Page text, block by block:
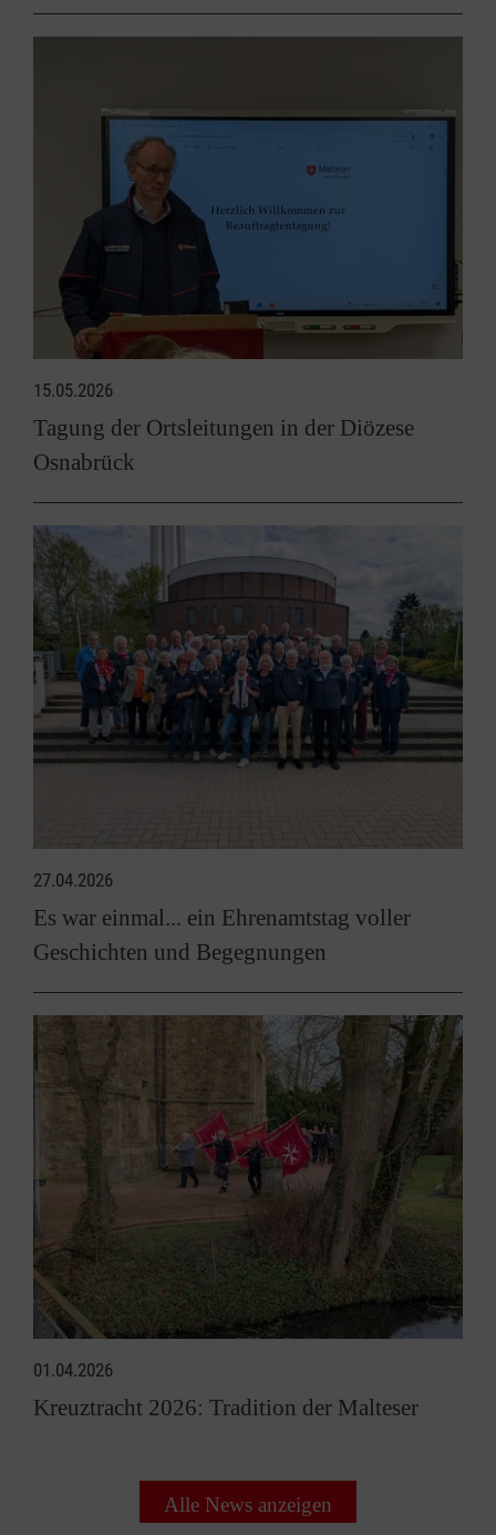
15.05.2026
Tagung der Ortsleitungen in der Diözese
Osnabrück
27.04.2026
Es war einmal... ein Ehrenamtstag voller
Geschichten und Begegnungen
01.04.2026
Kreuztracht 2026: Tradition der Malteser
Alle News anzeigen